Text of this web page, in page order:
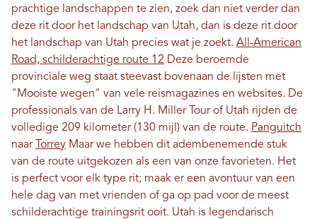
prachtige landschappen te zien, zoek dan niet verder dan
deze rit door het landschap van Utah, dan is deze rit door
het landschap van Utah precies wat je zoekt. All-American
Road, schilderachtige route 12 Deze beroemde
provinciale weg staat steevast bovenaan de lijsten met
"Mooiste wegen" van vele reismagazines en websites. De
professionals van de Larry H. Miller Tour of Utah rijden de
volledige 209 kilometer (130 mijl) van de route. Panguitch
naar
Torrey Maar we hebben dit adembenemende stuk
van de route uitgekozen als een van onze favorieten. Het
is perfect voor elk type rit; maak er een avontuur van een
hele dag van met vrienden of ga op pad voor de meest
schilderachtige trainingsrit ooit. Utah is legendarisch